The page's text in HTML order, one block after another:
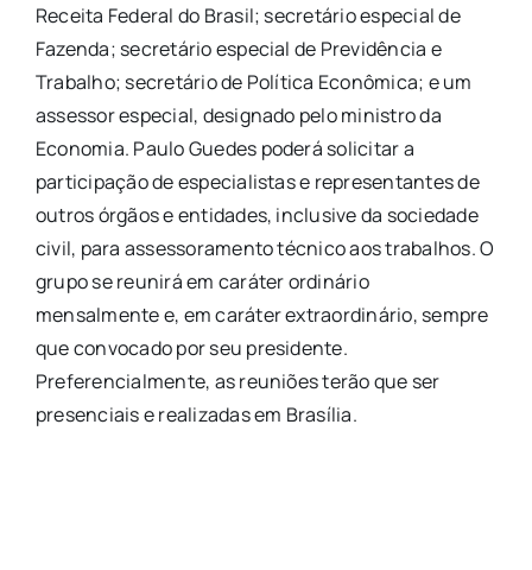
Receita Federal do Brasil; secretário especial de
Fazenda; secretário especial de Previdência e
Trabalho; secretário de Política Econômica; e um
assessor especial, designado pelo ministro da
Economia. Paulo Guedes poderá solicitar a
participação de especialistas e representantes de
outros órgãos e entidades, inclusive da sociedade
civil, para assessoramento técnico aos trabalhos. O
grupo se reunirá em caráter ordinário
mensalmente e, em caráter extraordinário, sempre
que convocado por seu presidente.
Preferencialmente, as reuniões terão que ser
presenciais e realizadas em Brasília.